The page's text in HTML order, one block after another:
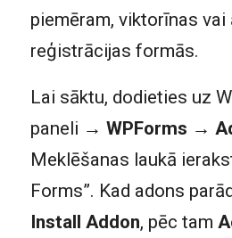
piemēram, viktorīnas vai
reģistrācijas formās.
Lai sāktu, dodieties uz
paneli → WPForms →
Meklēšanas laukā
Forms”. Kad adons
Install Addon, pēc tam